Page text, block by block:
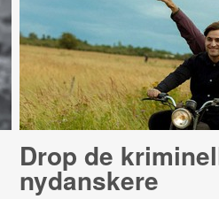
Drop de
nydanskere